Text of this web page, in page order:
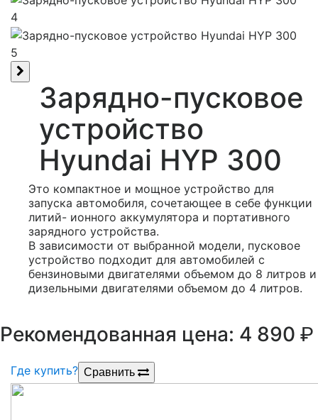
4
5
Зарядно-пусковое
устройство
Hyundai HYP 300
Это компактное и мощное устройство для
запуска автомобиля, сочетающее в себе функции
литий- ионного аккумулятора и портативного
зарядного устройства.
В зависимости от выбранной модели, пусковое
устройство подходит для автомобилей с
бензиновыми двигателями объемом до 8 литров и
дизельными двигателями объемом до 4 литров.
Рекомендованная цена: 4 890 р.
Где купить? Сравнить